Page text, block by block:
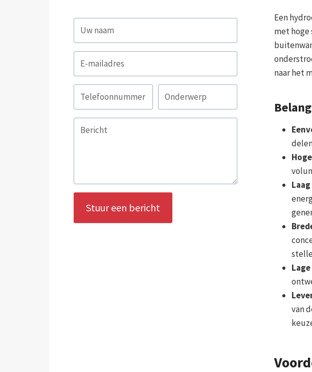
Stuur een bericht
Een
met
naar het
van